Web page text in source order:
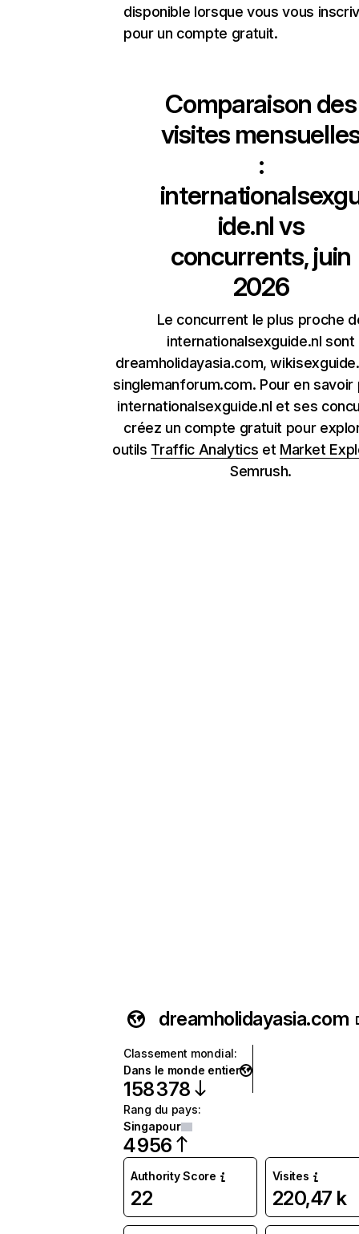
disponible lorsque vous vous
pour un compte gratuit.
Comparaison des
visites
:
ide.nlvs
concurrents, juin
2026
Le concurrent le plus proche
internationalsexguide.nl sont
dreamholidayasia.com,
singlemanforum.com. Pour en savoir
internationalsexguide.nl et ses
créez un compte gratuit pour
outils Traffic Analytics et Market
Semrush.
dreamholidayasia.com
Classement mondial:
Dans le monde entier
158 378
Rang du pays:
Singapour
4 956
Authority Score
22
Visites
220,47 k